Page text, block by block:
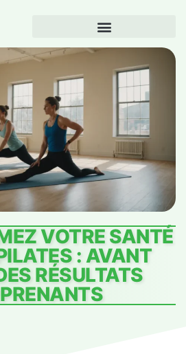
VOTRE SANTÉ
: AVANT
RÉSULTATS